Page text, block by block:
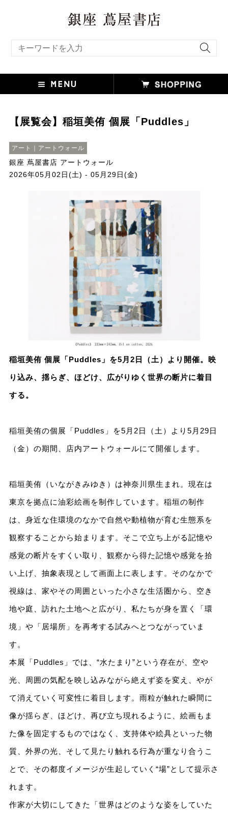
【展覧会】稲垣美侑 個展「Puddles」
アート｜アートウォール
銀座 蔦屋書店 アートウォール
2026年05月02日(土) - 05月29日(金)
稲垣美侑 個展「Puddles」を5月2日（土）より開催。映
り込み、揺らぎ、ほどけ、広がりゆく世界の断片に着目
する。
稲垣美侑の個展「Puddles」を5月2日（土）より5月29日
（金）の期間、店内アートウォールにて開催します。
稲垣美侑（いながきみゆき）は神奈川県生まれ。現在は
東京を拠点に油彩絵画を制作しています。稲垣の制作
は、身近な住環境のなかで自然や動植物が育む生態系を
観察することから始まります。そこで立ち上がる記憶や
感覚の断片をすくい取り、観察から得た記憶や感覚を拾
い上げ、抽象表現として画面上に表します。そのなかで
視線は、家やその周囲といった小さな生活圏から、空き
地や庭、訪れた土地へと広がり、私たちが身を置く「環
境」や「居場所」を再考する試みへとつながっていま
す。
本展「Puddles」では、“水たまり”という存在が、空や
光、周囲の気配を映し込みながら絶えず姿を変え、やが
て消えていく可変性に着目します。雨粒が触れた瞬間に
像が揺らぎ、ほどけ、再び立ち現れるように、絵画もま
た像を固定するものではなく、支持体や絵具といった物
質、外界の光、そして見たり触れる行為が重なり合うこ
とで、その都度イメージが生起していく“場”として提示さ
れます。
作家が大切にしてきた「世界はどのような姿をしていた